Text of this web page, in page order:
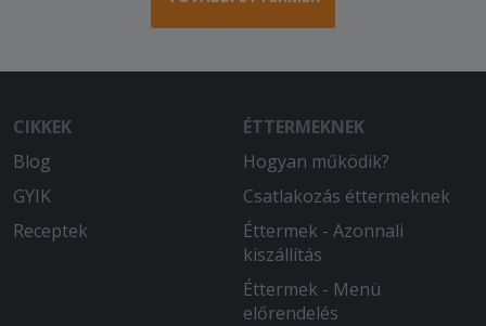
minőség, könnyű rendelési folyamat és
gyors kiszállítás!
ételt. Hidegen kaptuk meg. A hús sós és
égett volt. A pitát kicsit bedobhatnák
egy kontaktgrillbe, mert sületlen a
CIKKEK
Blog
GYIK
Receptek
ÉTTERMEKNEK
Hogyan működik?
Csatlakozás éttermeknek
Éttermek - Azonnali
kiszállítás
Éttermek - Menü
előrendelés